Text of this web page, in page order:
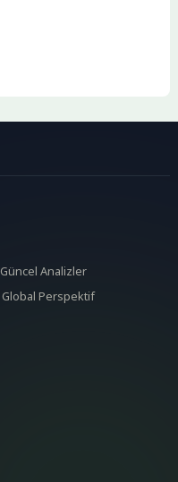
Güncel Analizler
Global Perspektif